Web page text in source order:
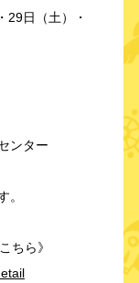
29日（土）・
ンター
。
ちら》